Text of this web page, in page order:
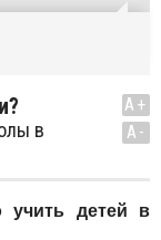
в
A+
A-
детей в